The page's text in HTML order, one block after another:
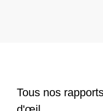
Tous nos